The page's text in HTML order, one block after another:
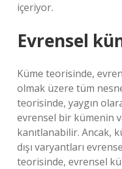
içeriyor.
Evrensel
Küme teorisinde,
olmak üzere tüm
teorisinde, yaygın
evrensel bir kümenin
kanıtlanabilir. Ancak,
dışı varyantları
teorisinde, evrensel